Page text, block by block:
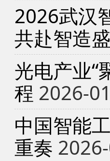
2026武汉
共赴智造
光电产业“
程 2026-
中国智能
重奏